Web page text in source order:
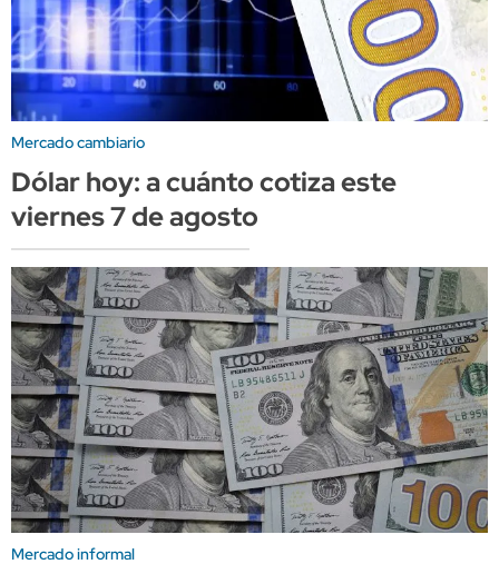
Mercado cambiario
Dólar hoy: a cuánto cotiza este
viernes 7 de agosto
Mercado informal